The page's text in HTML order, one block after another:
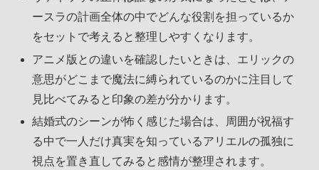
ースラの計画全体の中でどんな役割を担っているか
をセットで考えると整理しやすくなります。
アニメ版との違いを確認したいときは、エリックの
意思がどこまで魔法に縛られているのかに注目して
見比べてみると印象の差が分かります。
結婚式のシーンが怖く感じた場合は、周囲が祝福す
る中で一人だけ真実を知っているアリエルの孤独に
視点を置き直してみると感情が整理されます。